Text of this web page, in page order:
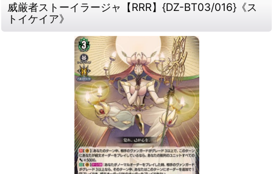
威厳者ストーイラージャ【RRR】{DZ-BT03/016}《ス
トイケイア》